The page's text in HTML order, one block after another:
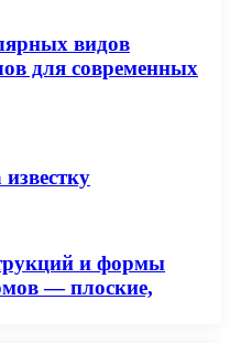
видов
для современных
и формы
— плоские,